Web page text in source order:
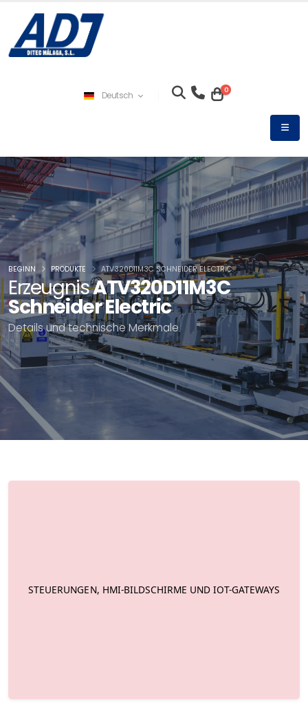
Deutsch 0
ErzeugnisATV320D11M3C
Schneider Electric
Details und technische Merkmale
BEGINN PRODUKTE ATV320D11M3C SCHNEIDER ELECTRIC